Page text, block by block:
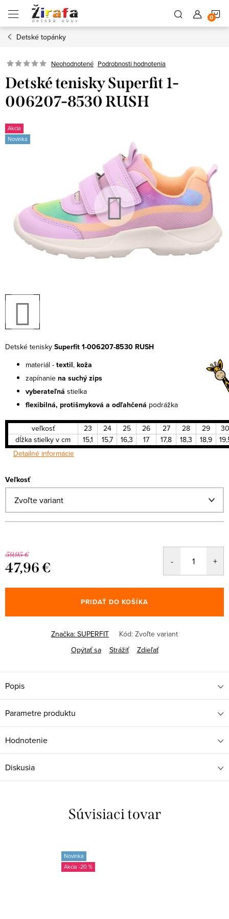
obsah
Detské topánky
Neohodnotené Podrobnosti hodnotenia
Detské tenisky Superfit 1-
006207-8530 RUSH
Akcia
Novinka
Detské tenisky Superfit 1-006207-8530 RUSH
materiál - textil, koža
zapínanie na suchý zips
vyberateľná stielka
flexibilná, protišmyková a odľahčená podrážka
veľkosť 23 24 25 26 27 28 29
30
dĺžka stielky v cm
15,1 15,7 16,3 17 17,8 18,3 18,9
Detailné informácie
Veľkosť
59,95 €
47,96 €
cena:
PRIDAŤ DO KOŠÍKA
Značka: SUPERFIT Kód: Zvoľte variant
Opýtať sa
Strážiť Zdieľať
Popis
Parametre produktu
Hodnotenie
Diskusia
Súvisiaci tovar
Novinka
-20 %